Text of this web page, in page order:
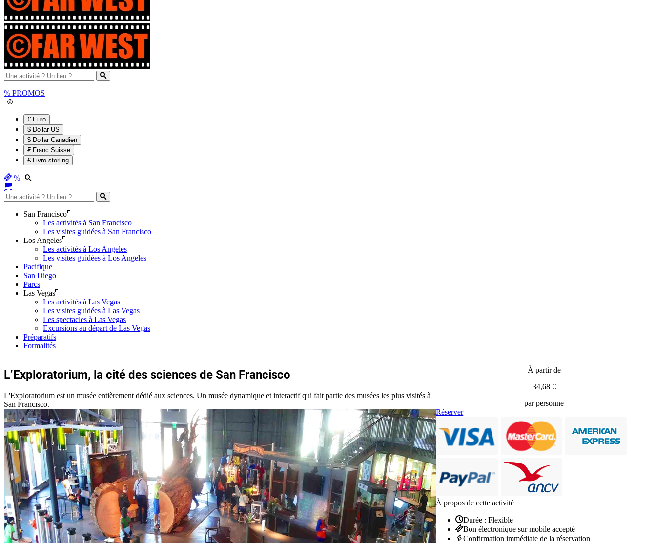
% PROMOS
€ Euro
$ Dollar US
$ Dollar Canadien
₣ Franc Suisse
£ Livre sterling
%
San Francisco
Les activités à San Francisco
Les visites guidées à San Francisco
Los Angeles
Les activités à Los Angeles
Les visites guidées à Los Angeles
Pacifique
San Diego
Parcs
Las Vegas
Les activités à Las Vegas
Les visites guidées à Las Vegas
Les spectacles à Las Vegas
Excursions au départ de Las Vegas
Préparatifs
Formalités
L’Exploratorium, la cité des sciences de San Francisco
L'Exploratorium est un musée entièrement dédié aux sciences. Un musée dynamique et interactif qui fait partie des musées les plus visités à
San Francisco.
À partir de
34,68 €
par personne
Réserver
À propos de cette activité
Durée : Flexible
Bon électronique sur mobile accepté
Confirmation immédiate de la réservation